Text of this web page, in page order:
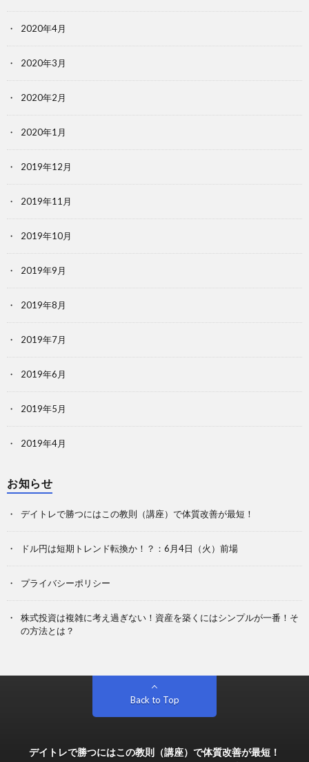
2020年4月
2020年3月
2020年2月
2020年1月
2019年12月
2019年11月
2019年10月
2019年9月
2019年8月
2019年7月
2019年6月
2019年5月
2019年4月
お知らせ
デイトレで勝つにはこの教則（講座）で体質改善が最短！
ドル円は短期トレンド転換か！？：6月4日（火）前場
プライバシーポリシー
株式投資は複雑に考え過ぎない！資産を築くにはシンプルが一番！そ
の方法とは？
Back to Top
デイトレで勝つにはこの教則（講座）で体質改善が最短！